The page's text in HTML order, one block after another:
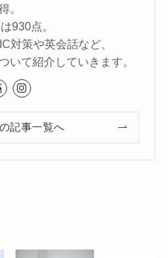
。
930点。
対策や英会話など、
いて紹介していきます。
記事一覧へ